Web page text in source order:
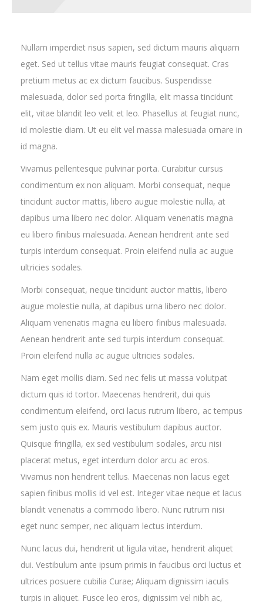
Nullam imperdiet risus sapien, sed dictum mauris aliquam
eget. Sed ut tellus vitae mauris feugiat consequat. Cras
pretium metus ac ex dictum faucibus. Suspendisse
malesuada, dolor sed porta fringilla, elit massa tincidunt
elit, vitae blandit leo velit et leo. Phasellus at feugiat nunc,
id molestie diam. Ut eu elit vel massa malesuada ornare in
id magna.
Vivamus pellentesque pulvinar porta. Curabitur cursus
condimentum ex non aliquam. Morbi consequat, neque
tincidunt auctor mattis, libero augue molestie nulla, at
dapibus urna libero nec dolor. Aliquam venenatis magna
eu libero finibus malesuada. Aenean hendrerit ante sed
turpis interdum consequat. Proin eleifend nulla ac augue
ultricies sodales.
Morbi consequat, neque tincidunt auctor mattis, libero
augue molestie nulla, at dapibus urna libero nec dolor.
Aliquam venenatis magna eu libero finibus malesuada.
Aenean hendrerit ante sed turpis interdum consequat.
Proin eleifend nulla ac augue ultricies sodales.
Nam eget mollis diam. Sed nec felis ut massa volutpat
dictum quis id tortor. Maecenas hendrerit, dui quis
condimentum eleifend, orci lacus rutrum libero, ac tempus
sem justo quis ex. Mauris vestibulum dapibus auctor.
Quisque fringilla, ex sed vestibulum sodales, arcu nisi
placerat metus, eget interdum dolor arcu ac eros.
Vivamus non hendrerit tellus. Maecenas non lacus eget
sapien finibus mollis id vel est. Integer vitae neque et lacus
blandit venenatis a commodo libero. Nunc rutrum nisi
eget nunc semper, nec aliquam lectus interdum.
Nunc lacus dui, hendrerit ut ligula vitae, hendrerit aliquet
dui. Vestibulum ante ipsum primis in faucibus orci luctus et
ultrices posuere cubilia Curae; Aliquam dignissim iaculis
turpis in aliquet. Fusce leo eros, dignissim vel nibh ac,